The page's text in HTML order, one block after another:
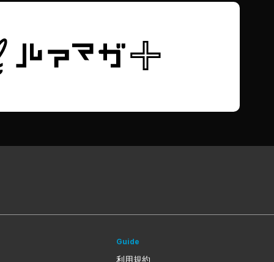
Guide
利用規約